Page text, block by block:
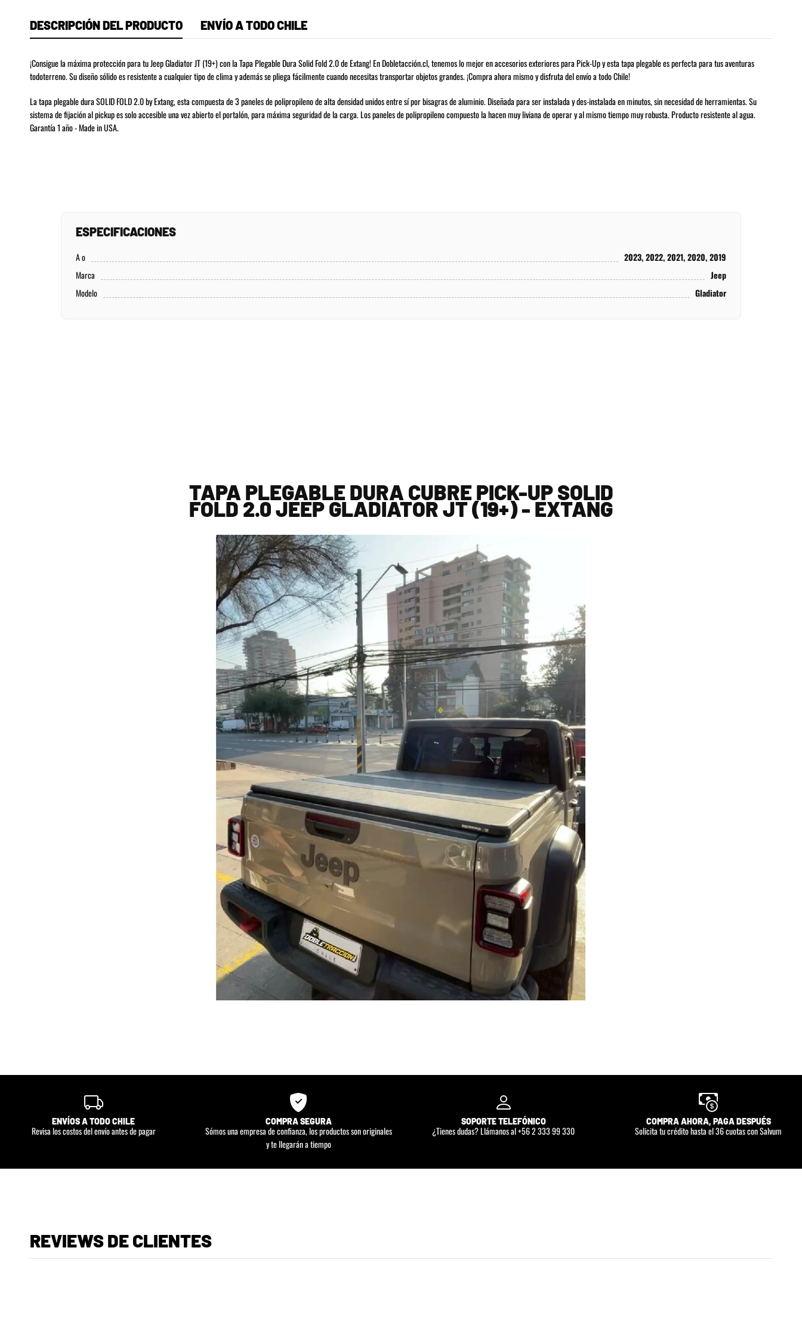
DESCRIPCIÓN DEL PRODUCTO ENVÍO A TODO CHILE
¡Consigue la máxima protección para tu Jeep Gladiator JT (19+) con la Tapa Plegable Dura Solid Fold 2.0 de Extang! En Dobletacción.cl, tenemos lo mejor en accesorios exteriores para Pick-Up y esta tapa plegable es perfecta para tus aventuras
todoterreno. Su diseño sólido es resistente a cualquier tipo de clima y además se pliega fácilmente cuando necesitas transportar objetos grandes. ¡Compra ahora mismo y disfruta del envío a todo Chile!
La tapa plegable dura SOLID FOLD 2.0 by Extang, esta compuesta de 3 paneles de polipropileno de alta densidad unidos entre sí por bisagras de aluminio. Diseñada para ser instalada y des-instalada en minutos, sin necesidad de herramientas. Su
sistema de fijación al pickup es solo accesible una vez abierto el portalón, para máxima seguridad de la carga. Los paneles de polipropileno compuesto la hacen muy liviana de operar y al mismo tiempo muy robusta. Producto resistente al agua.
Garantía 1 año - Made in USA.
ESPECIFICACIONES
A o
2023, 2022, 2021, 2020, 2019
Marca
Jeep
Modelo
Gladiator
TAPA PLEGABLE DURA CUBRE PICK-UP SOLID
FOLD 2.0 JEEP GLADIATOR JT (19+) - EXTANG
ENVÍOS A TODO CHILE
Revisa los costos del envío antes de pagar
COMPRA SEGURA
Sómos una empresa de confianza, los productos son originales
y te llegarán a tiempo
SOPORTE TELEFÓNICO
¿Tienes dudas? Llámanos al +56 2 333 99 330
COMPRA AHORA, PAGA DESPUÉS
Solicita tu crédito hasta el 36 cuotas con Salvum
REVIEWS DE CLIENTES